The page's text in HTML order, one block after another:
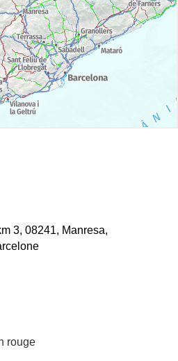
3, 08241, Manresa,
rouge